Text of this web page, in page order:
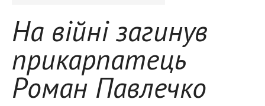
На війні загинув
прикарпатець
Роман Павлечко